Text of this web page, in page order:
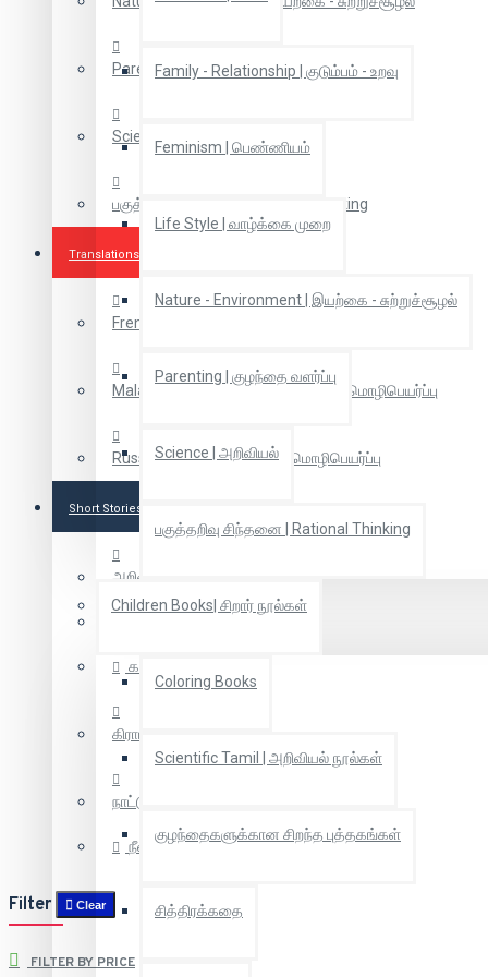
Family - Relationship | குடும்பம் - உறவு
Feminism | பெண்ணியம்
Life Style | வாழ்க்கை முறை
Nature - Environment | இயற்கை - சுற்றுச்சூழல்
Parenting | குழந்தை வளர்ப்பு
Science | அறிவியல்
பகுத்தறிவு சிந்தனை | Rational Thinking
Children Books| சிறார் நூல்கள்
Coloring Books
Scientific Tamil | அறிவியல் நூல்கள்
குழந்தைகளுக்கான சிறந்த புத்தகங்கள்
சித்திரக்கதை
Parenting | குழந்தை வளர்ப்பு
Science | அறிவியல்
பகுத்தறிவு சிந்தனை | Rational Thinking
Translations
French Translations | பிரஞ்சு மொழிபெயர்ப்புகள்
Malaiyalam Translation | மலையாள மொழிபெயர்ப்பு
Russian Translation | ரஷ்ய மொழிபெயர்ப்பு
Short Stories
அறிவியல் புனைகதை
கதைகள்
கிராமியக் கதைகள்
நாட்டுப்புறகதைகள்
நீள்கதைகள்
Filter Clear
FILTER BY PRICE